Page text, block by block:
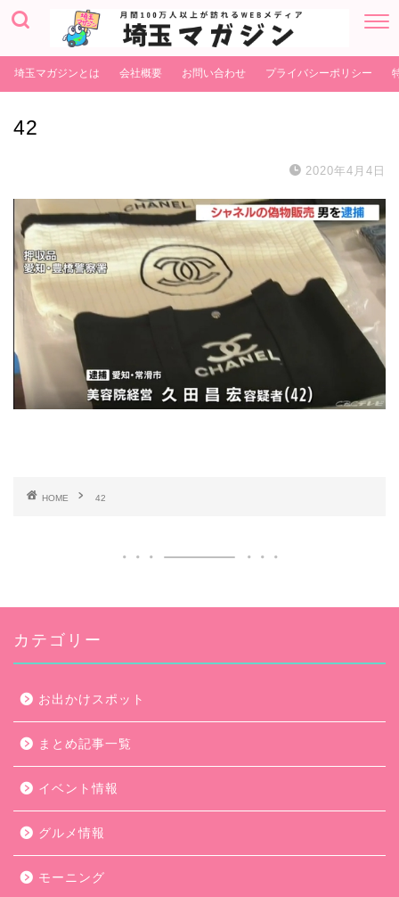
埼玉マガジンとは 会社概要 お問い合わせ プライバシーポリシー
42
2020年4月4日
HOME 42
カテゴリー
お出かけスポット
まとめ記事一覧
イベント情報
グルメ情報
モーニング